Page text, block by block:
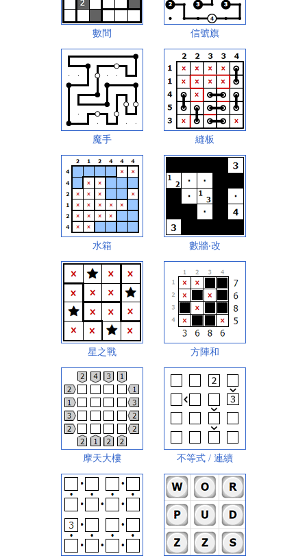
數間 信號旗
魔手 縫板
水箱 數牆‧改
星之戰 方陣和
摩天大樓 不等式 / 連續